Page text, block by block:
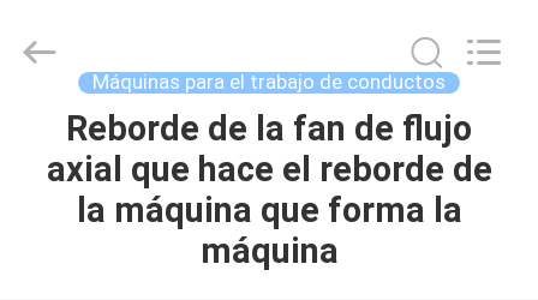
CASA
AIVA
MACHINERY
Máquinas para el trabajo de conductos
Reborde de la fan de flujo
axial que hace el reborde de
la máquina que forma la
máquina